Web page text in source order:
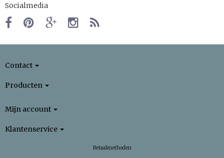
Socialmedia
Contact
Producten
Mijn account
Klantenservice
Betaalmethoden